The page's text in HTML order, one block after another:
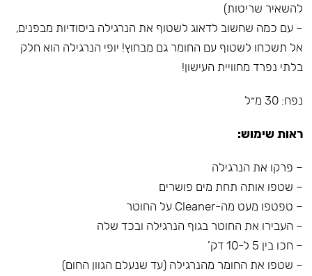
להשאיר שריטות)
– עם כמה שחשוב לדאוג לשטוף את הנרגילה ביסודיות מבפנים,
אל תשכחו לשטוף עם החומר גם מבחוץ! יופי הנרגילה הוא חלק
בלתי נפרד מחוויית העישון!
נפח: 30 מ״ל
ראות שימוש:
– פרקו את הנרגילה
– שטפו אותה תחת מים פושרים
– טפטפו מעט מה-Cleaner על החוטר
– העבירו את החוטר בגוף הנרגילה ובכד שלה
– חכו בין 5 ל-10 דק’
– שטפו את החומר מהנרגילה (עד שנעלם הגוון החום)